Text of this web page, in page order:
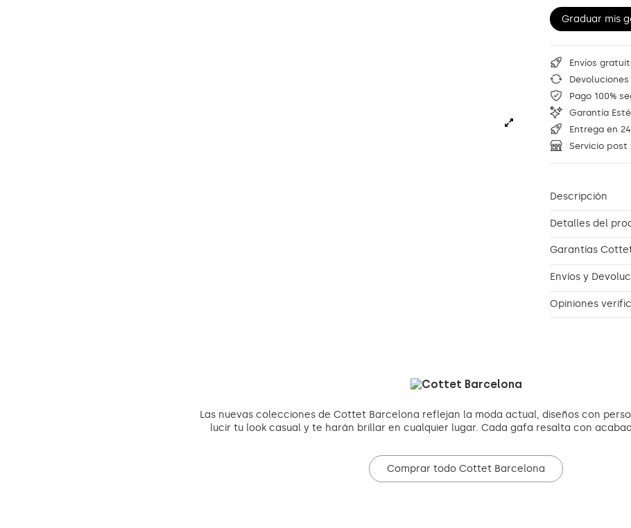
Graduar mis
Envíos
Pago 100%
Garantía
Entrega en
Servicio post
Descripción
Detalles del
Garantías
Envíos y
Opiniones
Las nuevas colecciones de Cottet Barcelona reflejan la moda actual, diseños con
lucir tu look casual y te harán brillar en cualquier lugar. Cada gafa resalta con
Comprar todo Cottet Barcelona